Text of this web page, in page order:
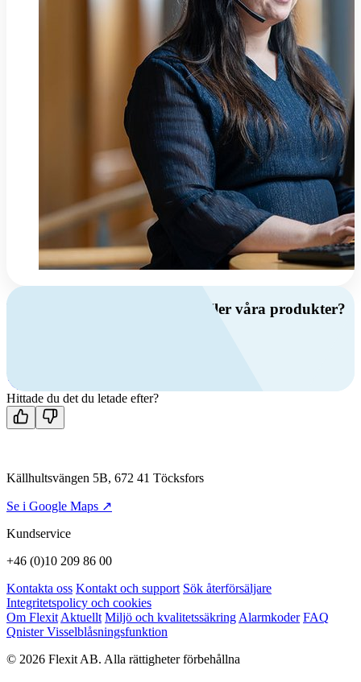
Har du frågor om ventilation eller våra produkter?
Kontakta oss
Hittade du det du letade efter?
Källhultsvängen 5B, 672 41 Töcksfors
Se i Google Maps ↗
Kundservice
+46 (0)10 209 86 00
Kontakta oss Kontakt och support Sök återförsäljare
Integritetspolicy och cookies
Om Flexit Aktuellt Miljö och kvalitetssäkring Alarmkoder FAQ
Qnister Visselblåsningsfunktion
© 2026 Flexit AB. Alla rättigheter förbehållna